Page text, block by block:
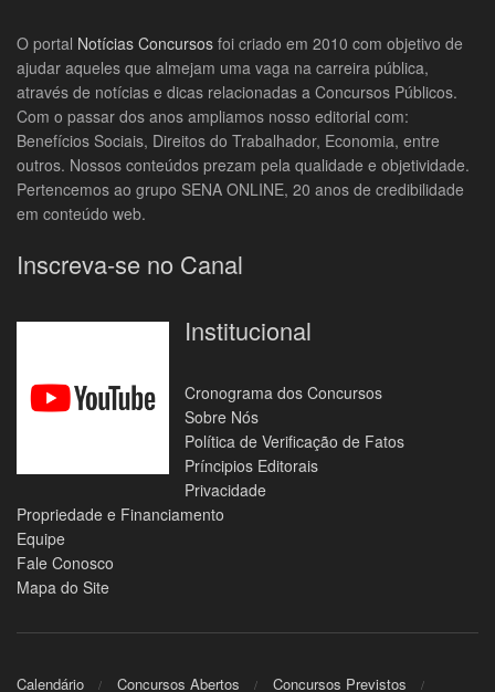
O portal Notícias Concursos foi criado em 2010 com objetivo de
ajudar aqueles que almejam uma vaga na carreira pública,
através de notícias e dicas relacionadas a Concursos Públicos.
Com o passar dos anos ampliamos nosso editorial com:
Benefícios Sociais, Direitos do Trabalhador, Economia, entre
outros. Nossos conteúdos prezam pela qualidade e objetividade.
Pertencemos ao grupo SENA ONLINE, 20 anos de credibilidade
em conteúdo web.
Inscreva-se no Canal
Institucional
Cronograma dos Concursos
Sobre Nós
Política de Verificação de Fatos
Príncipios Editorais
Privacidade
Propriedade e Financiamento
Equipe
Fale Conosco
Mapa do Site
Calendário Concursos Abertos Concursos Previstos